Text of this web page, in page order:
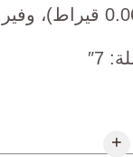
7″
+